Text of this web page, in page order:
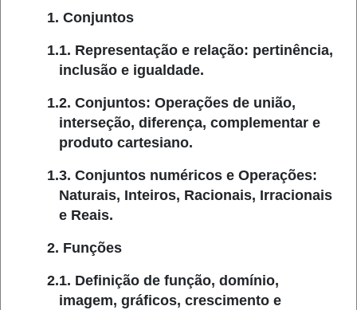
1. Conjuntos
1.1. Representação e relação: pertinência,
inclusão e igualdade.
1.2. Conjuntos: Operações de união,
interseção, diferença, complementar e
produto cartesiano.
1.3. Conjuntos numéricos e Operações:
Naturais, Inteiros, Racionais, Irracionais
e Reais.
2. Funções
2.1. Definição de função, domínio,
imagem, gráficos, crescimento e